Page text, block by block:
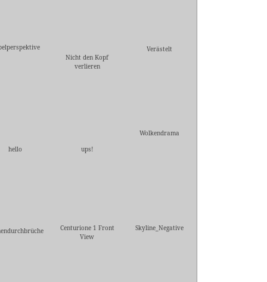
Nicht den Kopf
verlieren
Verästelt
hello ups!
Wolkendrama
Centurione 1 Front
View
Skyline_Negative